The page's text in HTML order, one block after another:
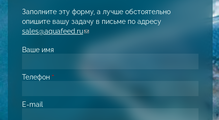
Заполните эту форму, а лучше обстоятельно
опишите вашу задачу в письме по адресу
sales@aquafeed.ru(link sends e-mail)
Ваше имя
Телефон *
E-mail